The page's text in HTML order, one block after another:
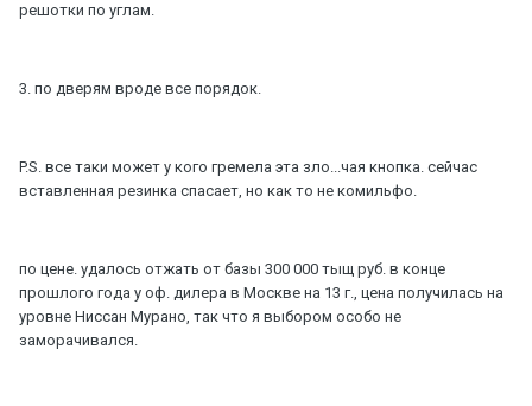
решотки по углам.
3. по дверям вроде все порядок.
P.S. все таки может у кого гремела эта зло...чая кнопка. сейчас
вставленная резинка спасает, но как то не комильфо.
по цене. удалось отжать от базы 300 000 тыщ руб. в конце
прошлого года у оф. дилера в Москве на 13 г., цена получилась на
уровне Ниссан Мурано, так что я выбором особо не
заморачивался.